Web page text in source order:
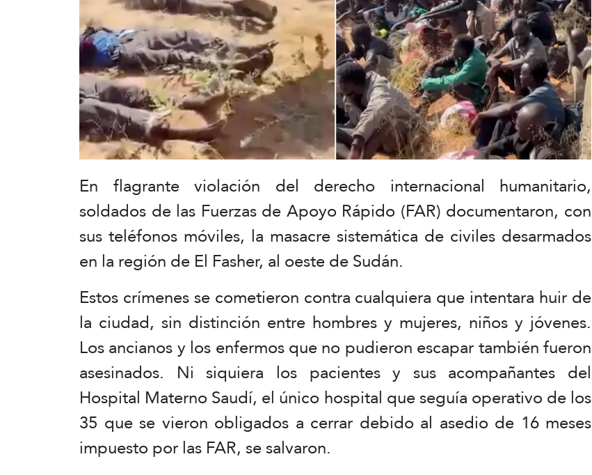
En flagrante violación del derecho internacional humanitario,
soldados de las Fuerzas de Apoyo Rápido (FAR) documentaron, con
sus teléfonos móviles, la masacre sistemática de civiles desarmados
en la región de El Fasher, al oeste de Sudán.
Estos crímenes se cometieron contra cualquiera que intentara huir de
la ciudad, sin distinción entre hombres y mujeres, niños y jóvenes.
Los ancianos y los enfermos que no pudieron escapar también fueron
asesinados. Ni siquiera los pacientes y sus acompañantes del
Hospital Materno Saudí, el único hospital que seguía operativo de los
35 que se vieron obligados a cerrar debido al asedio de 16 meses
impuesto por las FAR, se salvaron.